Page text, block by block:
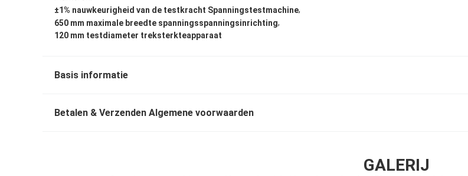
±1% nauwkeurigheid van de testkracht Spanningstestmachine,
650 mm maximale breedte spanningsspanningsinrichting,
120 mm testdiameter treksterkteapparaat
Basis informatie
Betalen & Verzenden Algemene voorwaarden
GALERIJ